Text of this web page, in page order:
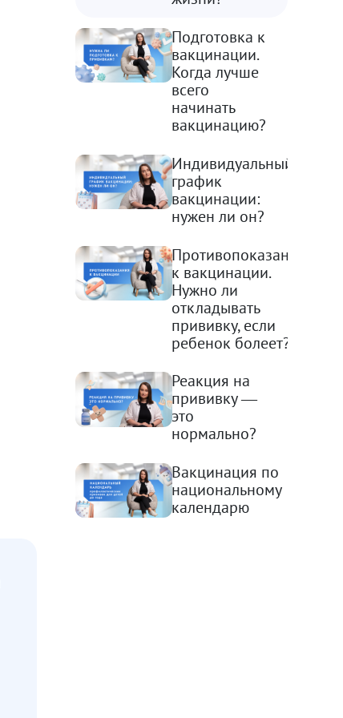
Подготовка к
вакцинации.
Когда лучше
всего
начинать
вакцинацию?
Индивидуальный
график
вакцинации:
нужен ли он?
Противопоказания
к вакцинации.
Нужно ли
откладывать
прививку, если
ребенок болеет?
Реакция на
прививку —
это
нормально?
Вакцинация по
национальному
календарю